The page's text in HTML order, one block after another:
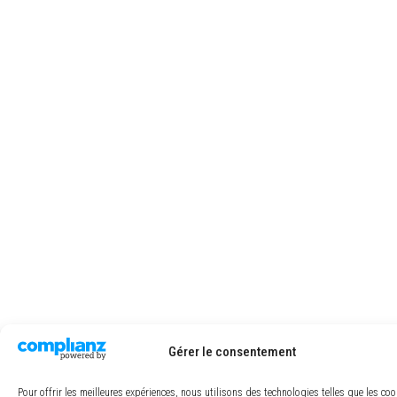
Gérer le consentement
Pour offrir les meilleures expériences, nous utilisons des technologies telles que les